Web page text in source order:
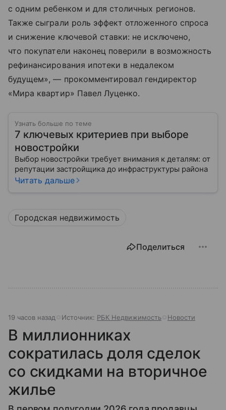
с одним ребенком и для столичных регионов.
Также сыграли роль эффект отложенного спроса
и снижение ключевой ставки: не исключено,
что покупатели наконец поверили в возможность
рефинансирования ипотеки в недалеком
будущем», — прокомментировал гендиректор
«Мира квартир» Павел Луценко.
Узнать больше по теме
7 ключевых критериев при выборе
новостройки
Выбор новостройки требует внимания к деталям: от
репутации застройщика до инфраструктуры района
Читать дальше
Городская недвижимость
Поделиться
19 часов назад Источник: РБК Недвижимость Новости
В миллионниках
сократилась доля сделок
со скидками на вторичное
жилье